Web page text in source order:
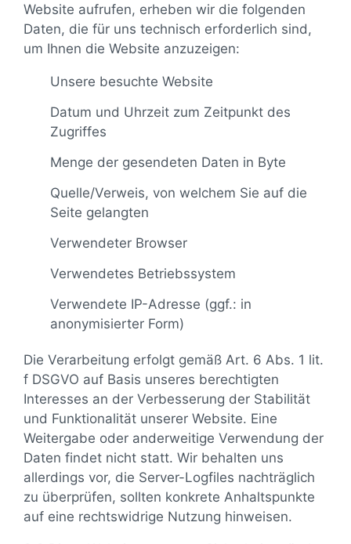
Website aufrufen, erheben wir die folgenden
Daten, die für uns technisch erforderlich sind,
um Ihnen die Website anzuzeigen:
Unsere besuchte Website
Datum und Uhrzeit zum Zeitpunkt des
Zugriffes
Menge der gesendeten Daten in Byte
Quelle/Verweis, von welchem Sie auf die
Seite gelangten
Verwendeter Browser
Verwendetes Betriebssystem
Verwendete IP-Adresse (ggf.: in
anonymisierter Form)
Die Verarbeitung erfolgt gemäß Art. 6 Abs. 1 lit.
f DSGVO auf Basis unseres berechtigten
Interesses an der Verbesserung der Stabilität
und Funktionalität unserer Website. Eine
Weitergabe oder anderweitige Verwendung der
Daten findet nicht statt. Wir behalten uns
allerdings vor, die Server-Logfiles nachträglich
zu überprüfen, sollten konkrete Anhaltspunkte
auf eine rechtswidrige Nutzung hinweisen.